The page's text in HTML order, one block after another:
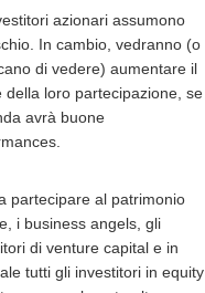
azionari assumono
In cambio, vedranno (o
di vedere) aumentare il
della loro partecipazione, se
avrà buone
partecipare al patrimonio
i business angels, gli
di venture capital e in
tutti gli investitori in equity